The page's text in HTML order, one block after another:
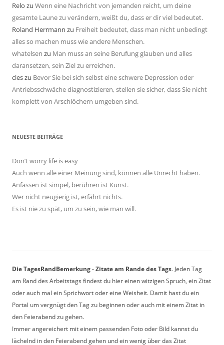
Relo zu Wenn eine Nachricht von jemanden reicht, um deine
gesamte Laune zu verändern, weißt du, dass er dir viel bedeutet.
Roland Herrmann zu Freiheit bedeutet, dass man nicht unbedingt
alles so machen muss wie andere Menschen.
whatelsen zu Man muss an seine Berufung glauben und alles
daransetzen, sein Ziel zu erreichen.
cleszu Bevor Sie bei sich selbst eine schwere Depression oder
Antriebsschwäche diagnostizieren, stellen sie sicher, dass Sie nicht
komplett von Arschlöchern umgeben sind.
NEUESTE BEITRÄGE
Don’t worry life is easy
Auch wenn alle einer Meinung sind, können alle Unrecht haben.
Anfassen ist simpel, berühren ist Kunst.
Wer nicht neugierig ist, erfährt nichts.
Es ist nie zu spät, um zu sein, wie man will.
Die TagesRandBemerkung - Zitate am Rande des Tags. Jeden Tag
am Rand des Arbeitstags findest du hier einen witzigen Spruch, ein Zitat
oder auch mal ein Sprichwort oder eine Weisheit. Damit hast du ein
Portal um vergnügt den Tag zu beginnen oder auch mit einem Zitat in
den Feierabend zu gehen.
Immer angereichert mit einem passenden Foto oder Bild kannst du
lächelnd in den Feierabend gehen und ein wenig über das Zitat